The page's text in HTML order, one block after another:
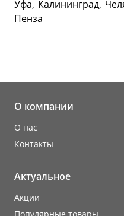
Уфа, Калининград,
Пенза
О компании
О нас
Контакты
Актуальное
Акции
Популярные товары